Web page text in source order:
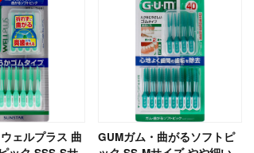
ェルプラス 曲
GUMガム・曲がるソフトピ